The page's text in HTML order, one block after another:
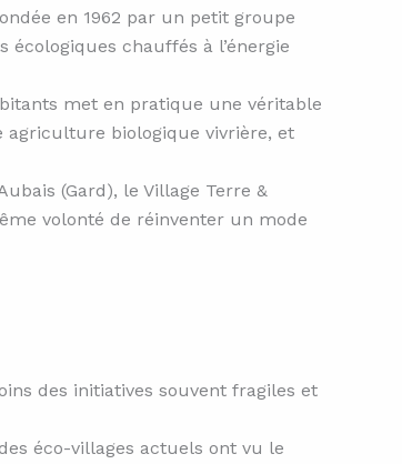
en 1962 par un petit groupe
chauffés à l’énergie
met en pratique une véritable
agriculture biologique vivrière, et
(Gard), le Village Terre &
volonté de réinventer un mode
des initiatives souvent fragiles et
éco-villages actuels ont vu le